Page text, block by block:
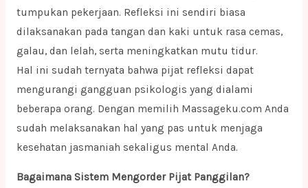
tumpukan pekerjaan. Refleksi ini sendiri biasa
dilaksanakan pada tangan dan kaki untuk rasa cemas,
galau, dan lelah, serta meningkatkan mutu tidur.
Hal ini sudah ternyata bahwa pijat refleksi dapat
mengurangi gangguan psikologis yang dialami
beberapa orang. Dengan memilih Massageku.com Anda
sudah melaksanakan hal yang pas untuk menjaga
kesehatan jasmaniah sekaligus mental Anda.
Bagaimana Sistem Mengorder Pijat Panggilan?